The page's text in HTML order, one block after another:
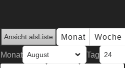
Ansicht alsListe Monat Woche
Monat Tag